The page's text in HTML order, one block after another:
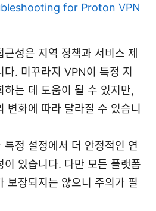
for Proton VPN
성은 지역 정책과 서비스 제
다. 미꾸라지 VPN이 특정 지
하는 데 도움이 될 수 있지만,
변화에 따라 달라질 수 있습니
특정 설정에서 더 안정적인 연
이 있습니다. 다만 모든 플랫폼
보장되지는 않으니 주의가 필